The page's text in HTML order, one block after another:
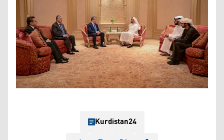
Kurdistan24